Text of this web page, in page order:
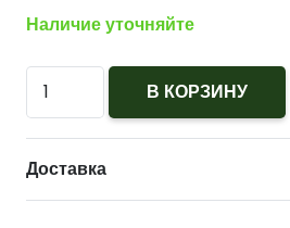
Наличие уточняйте
Количество
Бумага
туалетная
В КОРЗИНУ
Доставка